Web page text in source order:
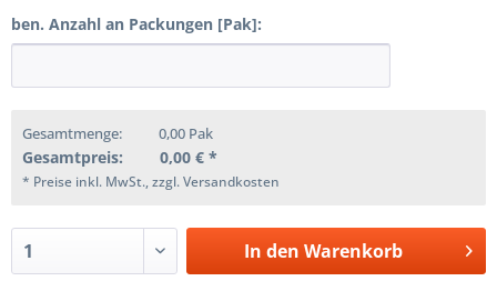
ben. Anzahl an Packungen [Pak]:
Gesamtmenge: 0,00 Pak
Gesamtpreis: 0,00 € *
* Preise inkl. MwSt., zzgl. Versandkosten
In den Warenkorb